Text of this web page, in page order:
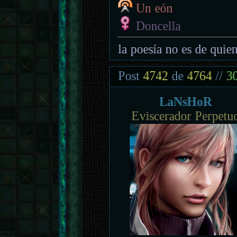
Un eón
Doncella
la poesía no es de
Post4742 de4764 //
LaNsHoR
Eviscerador